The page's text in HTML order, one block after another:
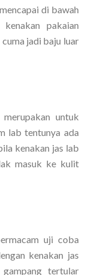
di bawah
pakaian
jadi baju luar
untuk
lab tentunya ada
kenakan jas lab
masuk ke kulit
uji coba
kenakan jas
tertular